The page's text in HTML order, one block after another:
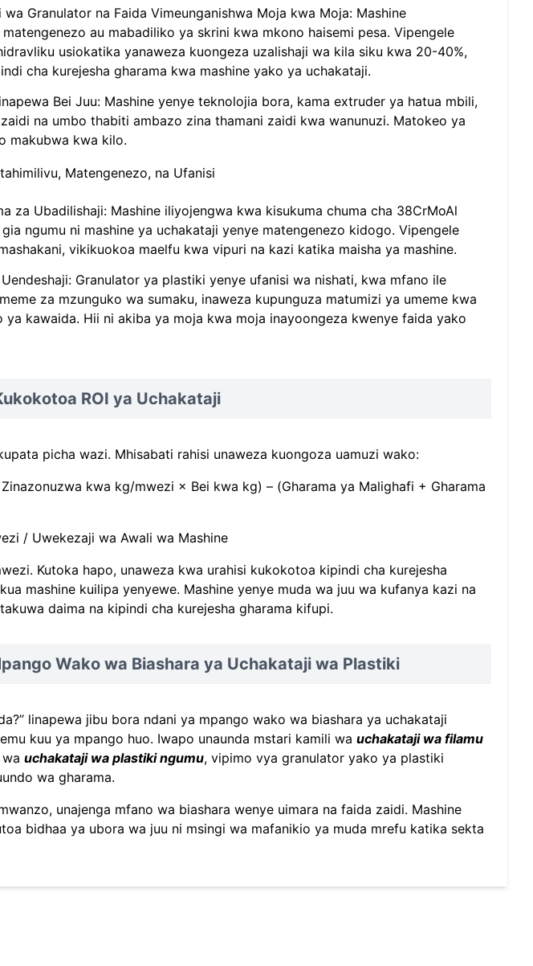
wa Granulator na Faida Vimeunganishwa Moja kwa Moja: Mashine
au mabadiliko ya skrini kwa mkono haisemi pesa. Vipengele
usiokatika yanaweza kuongeza uzalishaji wa kila siku kwa 20-40%,
cha kurejesha gharama kwa mashine yako ya uchakataji.
Bei Juu: Mashine yenye teknolojia bora, kama extruder ya hatua mbili,
na umbo thabiti ambazo zina thamani zaidi kwa wanunuzi. Matokeo ya
makubwa kwa kilo.
Matengenezo, na Ufanisi
za Ubadilishaji: Mashine iliyojengwa kwa kisukuma chuma cha 38CrMoAl
ngumu ni mashine ya uchakataji yenye matengenezo kidogo. Vipengele
vikikuokoa maelfu kwa vipuri na kazi katika maisha ya mashine.
Granulator ya plastiki yenye ufanisi wa nishati, kwa mfano ile
za mzunguko wa sumaku, inaweza kupunguza matumizi ya umeme kwa
ya kawaida. Hii ni akiba ya moja kwa moja inayoongeza kwenye faida yako
ROI ya Uchakataji
picha wazi. Mhisabati rahisi unaweza kuongoza uamuzi wako:
kwa kg/mwezi × Bei kwa kg) – (Gharama ya Malighafi + Gharama
/ Uwekezaji wa Awali wa Mashine
Kutoka hapo, unaweza kwa urahisi kukokotoa kipindi cha kurejesha
mashine kuilipa yenyewe. Mashine yenye muda wa juu wa kufanya kazi na
daima na kipindi cha kurejesha gharama kifupi.
Wako wa Biashara ya Uchakataji wa Plastiki
linapewa jibu bora ndani ya mpango wako wa biashara ya uchakataji
kuu ya mpango huo. Iwapo unaunda mstari kamili wa uchakataji wa filamu
uchakataji wa plastiki ngumu, vipimo vya granulator yako ya plastiki
wa gharama.
unajenga mfano wa biashara wenye uimara na faida zaidi. Mashine
bidhaa ya ubora wa juu ni msingi wa mafanikio ya muda mrefu katika sekta